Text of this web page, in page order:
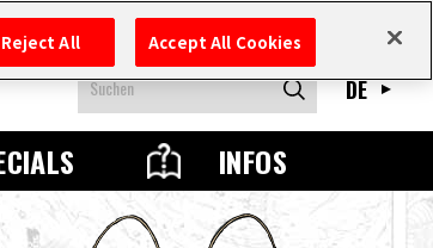
INFOS
DE
Reject All Accept All Cookies